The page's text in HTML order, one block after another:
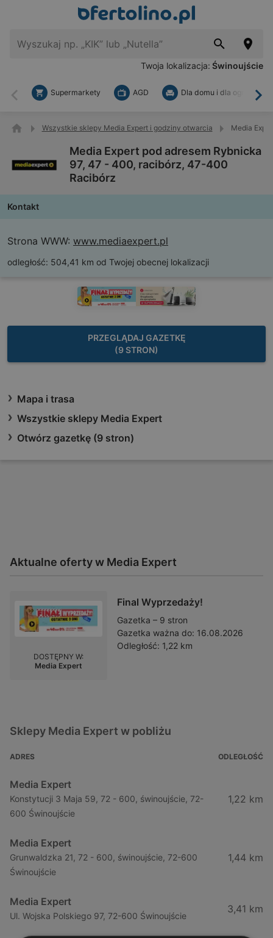
Twoja lokalizacja: Świnoujście
Wstecz
Supermarkety AGD Dla domu i dla ogrodu
Wszystkie sklepy Media Expert i godziny otwarcia Media
Media Expert pod adresem Rybnicka
97, 47 - 400, racibórz, 47-400
Racibórz
Kontakt
Strona WWW: www.mediaexpert.pl
odległość: 504,41 km od Twojej obecnej lokalizacji
PRZEGLĄDAJ GAZETKĘ
(9 STRON)
Mapa i trasa
Wszystkie sklepy Media Expert
Otwórz gazetkę (9 stron)
Aktualne oferty w Media Expert
Final Wyprzedaży!
Gazetka – 9 stron
Gazetka ważna do: 16.08.2026
Odległość: 1,22 km
DOSTĘPNY W:
Media Expert
Sklepy Media Expert w pobliżu
ADRES ODLEGŁOŚĆ
Media Expert
Konstytucji 3 Maja 59, 72 - 600, świnoujście, 72-
600 Świnoujście
1,22 km
Media Expert
Grunwaldzka 21, 72 - 600, świnoujście, 72-600
Świnoujście
1,44 km
Media Expert
Ul. Wojska Polskiego 97, 72-600 Świnoujście
3,41 km